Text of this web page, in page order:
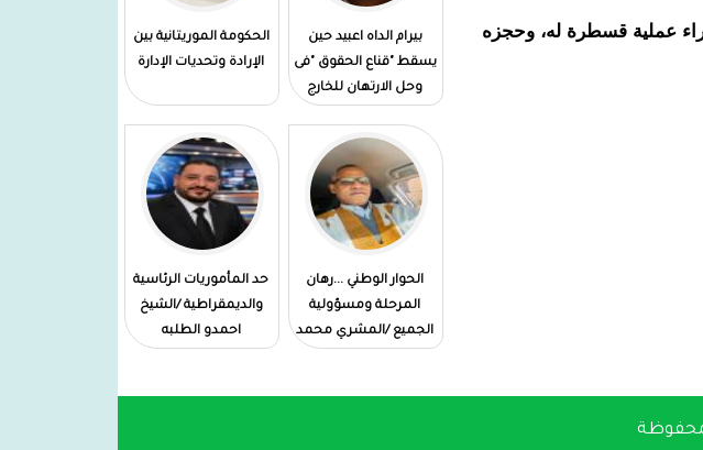
عملية قسطرة له، وحجزه
المستقل:يشرف على الإستلام المؤقت
لزورق الإرشاد البحري "مقامة "في
امستردام
بيرام الداه اعبيد حين
يسقط "قناع الحقوق "فى
وحل الارتهان للخارج
الحكومة الموريتانية بين
الإرادة وتحديات الإدارة
الحوار الوطني ...رهان
المرحلة ومسؤولية
الجميع /المشري محمد
حد المأموريات الرئاسية
والديمقراطية /الشيخ
احمدو الطلبه